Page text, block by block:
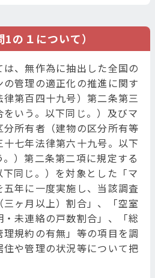
の１について）
、無作為に抽出した全国の
管理の適正化の推進に関す
第百四十九号）第二条第三
いう。以下同じ。）及びマ
所有者（建物の区分所有等
七年法律第六十九号。以下
。）第二条第二項に規定する
同じ。）を対象とした「マ
年に一度実施し、当該調査
ヶ月以上）割合」、「空室
未連絡の戸数割合」、「総
規約の有無」等の項目を調
や管理の状況等について把